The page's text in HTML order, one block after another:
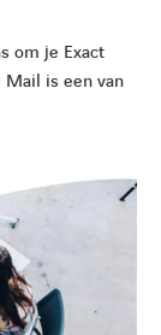
om je Exact
Mail is een van